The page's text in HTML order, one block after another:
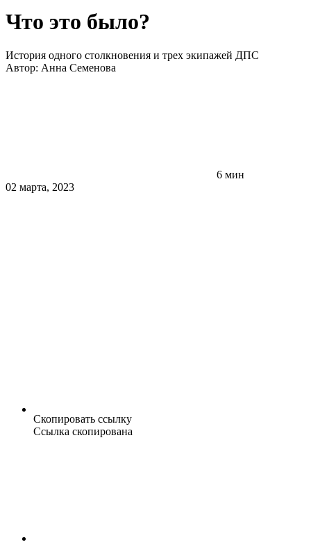
Что это было?
История одного столкновения и трех экипажей ДПС
Автор: Анна Семенова
6 мин
02 марта, 2023
Скопировать ссылку
Ссылка скопирована